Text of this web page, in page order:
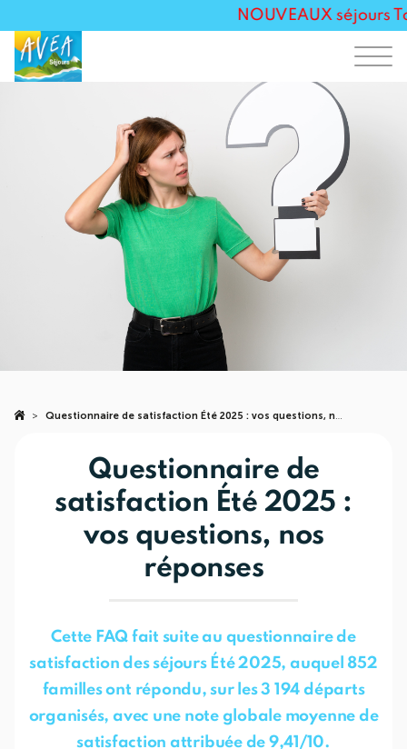
NOUVEAUX séjours
> Questionnaire de satisfaction Été 2025 : vos questions, nos réponses
Questionnaire de
satisfaction Été 2025 :
vos questions, nos
réponses
Cette FAQ fait suite au questionnaire de
satisfaction des séjours Été 2025, auquel 852
familles ont répondu, sur les 3 194 départs
organisés, avec une note globale moyenne de
satisfaction attribuée de 9,41/10.